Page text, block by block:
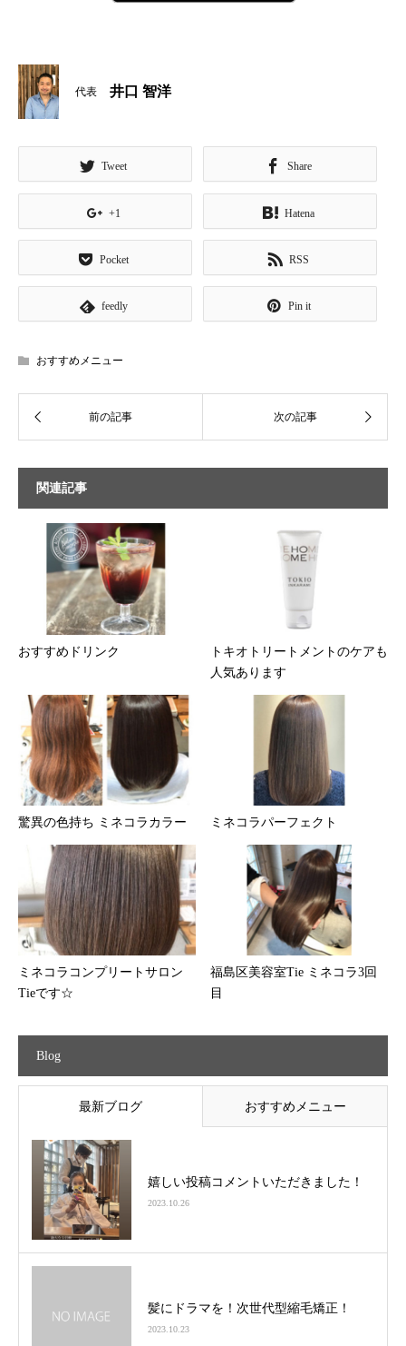
代表 井口 智洋
Tweet Share
+1 Hatena
Pocket RSS
feedly Pin it
おすすめメニュー
関連記事
おすすめドリンク
トキオトリートメントのケアも
人気あります
驚異の色持ち ミネコラカラー ミネコラパーフェクト
ミネコラコンプリートサロン
Tieです☆
福島区美容室Tie ミネコラ3回
目
Blog
最新ブログ おすすめメニュー
嬉しい投稿コメントいただきました！
2023.10.26
髪にドラマを！次世代型縮毛矯正！
2023.10.23